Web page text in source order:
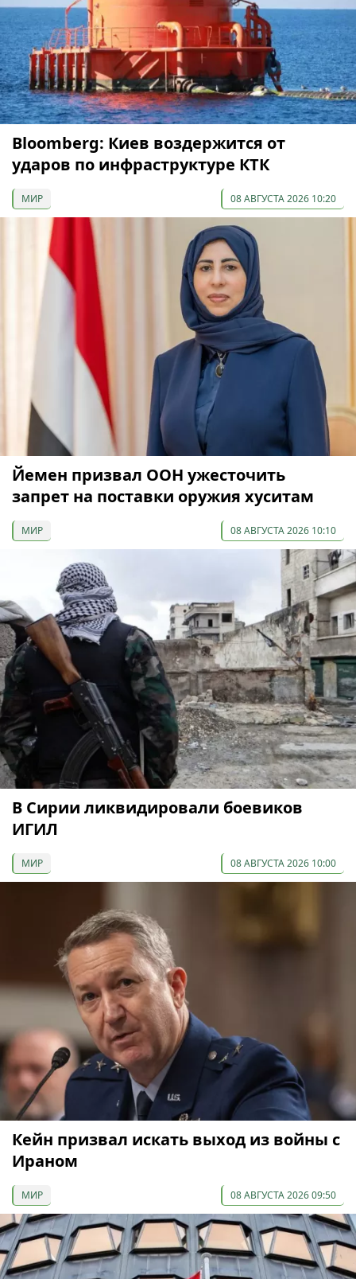
Bloomberg: Киев воздержится от
ударов по инфраструктуре КТК
МИР 08 АВГУСТА 2026 10:20
Йемен призвал ООН ужесточить
запрет на поставки оружия хуситам
МИР 08 АВГУСТА 2026 10:10
В Сирии ликвидировали боевиков
ИГИЛ
МИР 08 АВГУСТА 2026 10:00
Кейн призвал искать выход из войны с
Ираном
МИР 08 АВГУСТА 2026 09:50